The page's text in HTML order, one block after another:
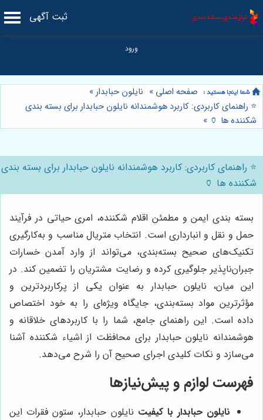
ثبت آگهی
صفحه اصلی » نایلون حبابدار»
⭐️ راهنمای کاربردی: کاربرد هوشمندانه نایلون حبابدار برای بسته بندی
شکننده ها 🏺 »
⭐️ راهنمای کاربردی: کاربرد هوشمندانه نایلون حبابدار برای بسته بندی
شکننده ها 🏺
بسته بندی ایمن و مطمئن اقلام شکننده، امری حیاتی در فرآیند
حمل و نقل و انبارداری است. انتخاب متریال مناسب و به‌کارگیری
تکنیک‌های صحیح بسته‌بندی، می‌تواند از وارد آمدن خسارات
جبران‌ناپذیر جلوگیری کرده و رضایت مشتریان را تضمین کند. در
این میان، نایلون حبابدار به عنوان یکی از پرکاربردترین و
مؤثرترین مواد بسته‌بندی، جایگاه ویژه‌ای را به خود اختصاص
داده است. این راهنمای جامع، شما را با کاربردهای خلاقانه و
هوشمندانه نایلون حبابدار برای محافظت از اشیاء شکننده آشنا
می‌سازد و نکات کلیدی اجرای صحیح آن را شرح می‌دهد.
فهرست لوازم و پیش‌نیازها
نایلون حبابدار با کیفیت نایلون حبابدار، ستون فقرات این